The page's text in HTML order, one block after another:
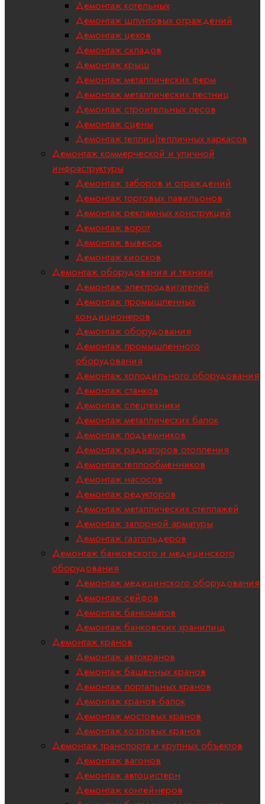
Демонтаж котельных
Демонтаж шпунтовых ограждений
Демонтаж цехов
Демонтаж складов
Демонтаж крыш
Демонтаж металлических ферм
Демонтаж металлических лестниц
Демонтаж строительных лесов
Демонтаж сцены
Демонтаж теплиц|тепличных каркасов
Демонтаж коммерческой и уличной
инфраструктуры
Демонтаж заборов и ограждений
Демонтаж торговых павильонов
Демонтаж рекламных конструкций
Демонтаж ворот
Демонтаж вывесок
Демонтаж киосков
Демонтаж оборудования и техники
Демонтаж электродвигателей
Демонтаж промышленных
кондиционеров
Демонтаж оборудования
Демонтаж промышленного
оборудования
Демонтаж холодильного оборудования
Демонтаж станков
Демонтаж спецтехники
Демонтаж металлических балок
Демонтаж подъемников
Демонтаж радиаторов отопления
Демонтаж теплообменников
Демонтаж насосов
Демонтаж редукторов
Демонтаж металлических стеллажей
Демонтаж запорной арматуры
Демонтаж газгольдеров
Демонтаж банковского и медицинского
оборудования
Демонтаж медицинского оборудования
Демонтаж сейфов
Демонтаж банкоматов
Демонтаж банковских хранилищ
Демонтаж кранов
Демонтаж автокранов
Демонтаж башенных кранов
Демонтаж портальных кранов
Демонтаж кранов-балок
Демонтаж мостовых кранов
Демонтаж козловых кранов
Демонтаж транспорта и крупных объектов
Демонтаж вагонов
Демонтаж автоцистерн
Демонтаж контейнеров